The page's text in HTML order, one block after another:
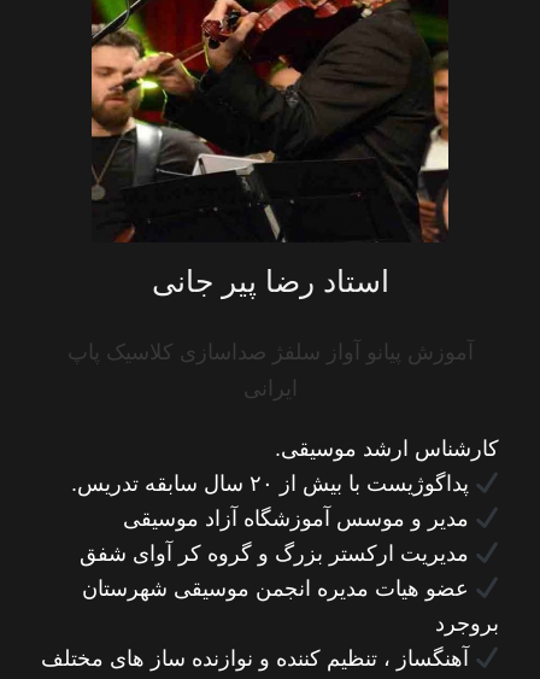
استاد رضا پیر جانی
آموزش پیانو آواز سلفژ صداسازی کلاسیک پاپ
ایرانی
کارشناس ارشد موسیقی.
پداگوژیست با بیش از ۲۰ سال سابقه تدریس.
مدیر و موسس آموزشگاه آزاد موسیقی
مدیریت ارکستر بزرگ و گروه کر آوای شفق
عضو هیات مدیره انجمن موسیقی شهرستان
بروجرد
آهنگساز ، تنظیم کننده و نوازنده ساز های مختلف